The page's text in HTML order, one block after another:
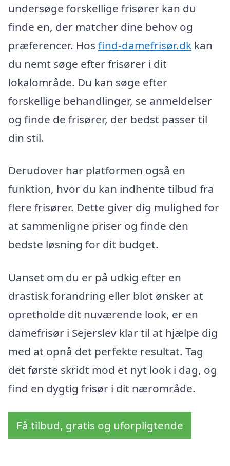
undersøge forskellige frisører kan du
finde en, der matcher dine behov og
præferencer. Hos find-damefrisør.dk kan
du nemt søge efter frisører i dit
lokalområde. Du kan søge efter
forskellige behandlinger, se anmeldelser
og finde de frisører, der bedst passer til
din stil.
Derudover har platformen også en
funktion, hvor du kan indhente tilbud fra
flere frisører. Dette giver dig mulighed for
at sammenligne priser og finde den
bedste løsning for dit budget.
Uanset om du er på udkig efter en
drastisk forandring eller blot ønsker at
opretholde dit nuværende look, er en
damefrisør i Sejerslev klar til at hjælpe dig
med at opnå det perfekte resultat. Tag
det første skridt mod et nyt look i dag, og
find en dygtig frisør i dit nærområde.
Få tilbud, gratis og uforpligtende